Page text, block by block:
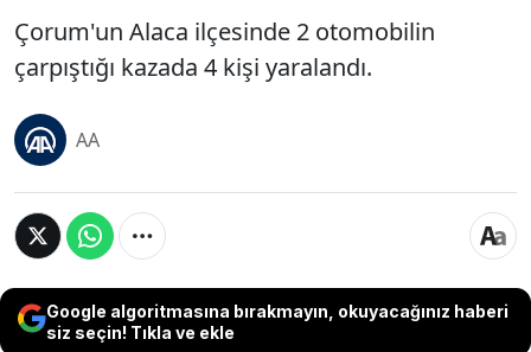
Çorum'un Alaca ilçesinde 2 otomobilin
çarpıştığı kazada 4 kişi yaralandı.
AA
Google algoritmasına bırakmayın, okuyacağınız haberi
siz seçin! Tıkla ve ekle